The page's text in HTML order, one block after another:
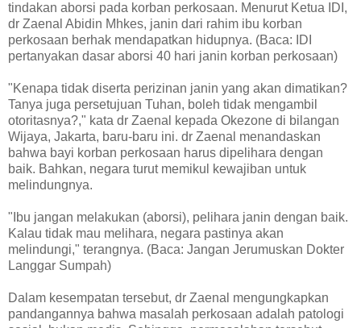
tindakan aborsi pada korban perkosaan. Menurut Ketua IDI,
dr Zaenal Abidin Mhkes, janin dari rahim ibu korban
perkosaan berhak mendapatkan hidupnya. (Baca: IDI
pertanyakan dasar aborsi 40 hari janin korban perkosaan)
"Kenapa tidak diserta perizinan janin yang akan dimatikan?
Tanya juga persetujuan Tuhan, boleh tidak mengambil
otoritasnya?," kata dr Zaenal kepada Okezone di bilangan
Wijaya, Jakarta, baru-baru ini. dr Zaenal menandaskan
bahwa bayi korban perkosaan harus dipelihara dengan
baik. Bahkan, negara turut memikul kewajiban untuk
melindungnya.
"Ibu jangan melakukan (aborsi), pelihara janin dengan baik.
Kalau tidak mau melihara, negara pastinya akan
melindungi," terangnya. (Baca: Jangan Jerumuskan Dokter
Langgar Sumpah)
Dalam kesempatan tersebut, dr Zaenal mengungkapkan
pandangannya bahwa masalah perkosaan adalah patologi